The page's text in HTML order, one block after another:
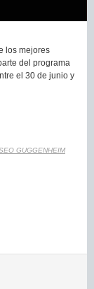
los mejores
del programa
el 30 de junio y
GUGGENHEIM